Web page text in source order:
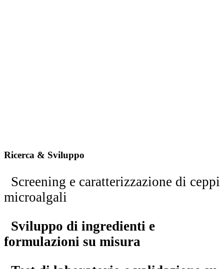
Ricerca & Sviluppo
Screening e caratterizzazione di ceppi
microalgali
Sviluppo di ingredienti e
formulazioni su misura